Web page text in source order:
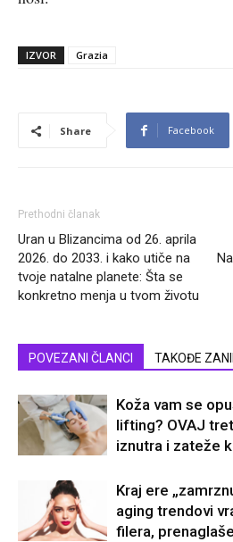
IZVOR Grazia
Share Facebook
Prethodni članak
Uran u Blizancima od 26. aprila
2026. do 2033. i kako utiče na
tvoje natalne planete: Šta se
konkretno menja u tvom životu
POVEZANI ČLANCI TAKOĐE
Koža vam se
lifting? OVAJ
iznutra i zateže
Kraj ere
aging trendovi
filera,